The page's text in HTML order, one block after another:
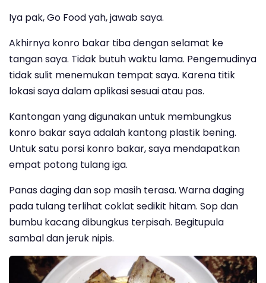
Iya pak, Go Food yah, jawab saya.
Akhirnya konro bakar tiba dengan selamat ke
tangan saya. Tidak butuh waktu lama. Pengemudinya
tidak sulit menemukan tempat saya. Karena titik
lokasi saya dalam aplikasi sesuai atau pas.
Kantongan yang digunakan untuk membungkus
konro bakar saya adalah kantong plastik bening.
Untuk satu porsi konro bakar, saya mendapatkan
empat potong tulang iga.
Panas daging dan sop masih terasa. Warna daging
pada tulang terlihat coklat sedikit hitam. Sop dan
bumbu kacang dibungkus terpisah. Begitupula
sambal dan jeruk nipis.